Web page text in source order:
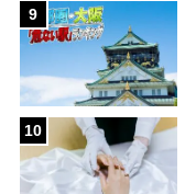
9
10